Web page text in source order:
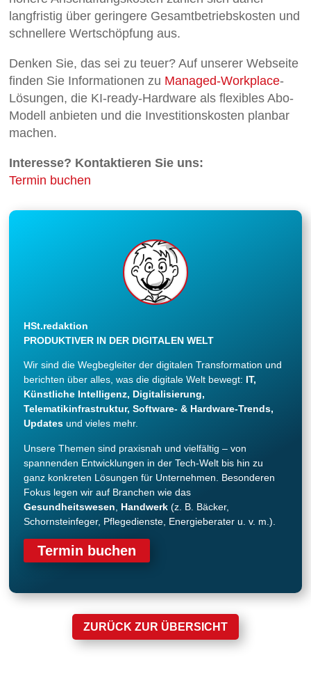
langfristig über geringere Gesamtbetriebskosten und
schnellere Wertschöpfung aus.
Denken Sie, das sei zu teuer? Auf unserer Webseite
finden Sie Informationen zu Managed-Workplace-
Lösungen, die KI-ready-Hardware als flexibles Abo-
Modell anbieten und die Investitionskosten planbar
machen.
Interesse? Kontaktieren Sie uns:
Termin buchen
HSt.redaktion
PRODUKTIVER IN DER DIGITALEN WELT
Wir sind die Wegbegleiter der digitalen Transformation und
berichten über alles, was die digitale Welt bewegt: IT,
Künstliche Intelligenz, Digitalisierung,
Telematikinfrastruktur, Software- & Hardware-Trends,
Updates und vieles mehr.
Unsere Themen sind praxisnah und vielfältig – von
spannenden Entwicklungen in der Tech-Welt bis hin zu
ganz konkreten Lösungen für Unternehmen. Besonderen
Fokus legen wir auf Branchen wie das
Gesundheitswesen
Handwerk (z. B. Bäcker,
Schornsteinfeger, Pflegedienste, Energieberater u. v. m.).
Termin buchen
ZURÜCK ZUR ÜBERSICHT